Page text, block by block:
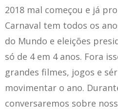
2018 mal começou e já
Carnaval tem todos os
do Mundo e eleições
só de 4 em 4 anos. Fora
grandes filmes, jogos e
movimentar o ano.
conversaremos sobre